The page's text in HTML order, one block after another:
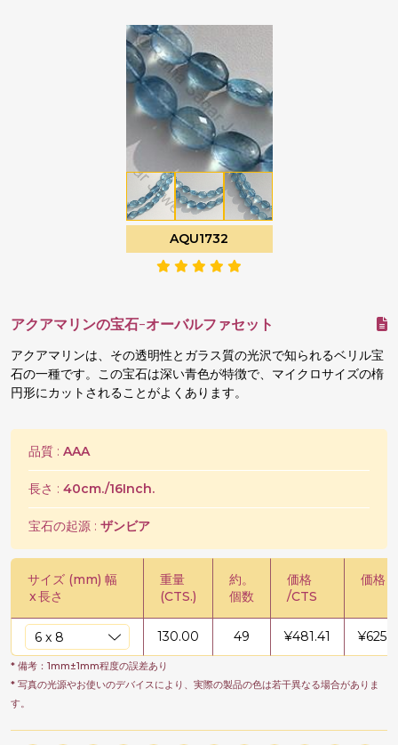
AQU1732
アクアマリンの宝石-オーバルファセット
アクアマリンは、その透明性とガラス質の光沢で知られるベリル宝
石の一種です。この宝石は深い青色が特徴で、マイクロサイズの楕
円形にカットされることがよくあります。
品質 : AAA
長さ : 40cm./16Inch.
宝石の起源 : ザンビア
サイズ (mm) 幅
x長さ
重量
(CTS.)
約。
個数
価格
/CTS
価格 /
130.00 49 ¥481.41 ¥
* 備考：1mm±1mm程度の誤差あり
* 写真の光源やお使いのデバイスにより、実際の製品の色は若干異なる場合がありま
す。